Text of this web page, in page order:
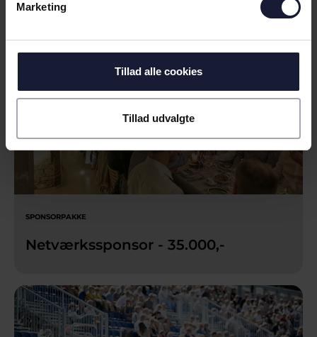
Marketing
Tillad alle cookies
Tillad udvalgte
SPONSORPAKKE
Netværkssponsor - 35.000,-